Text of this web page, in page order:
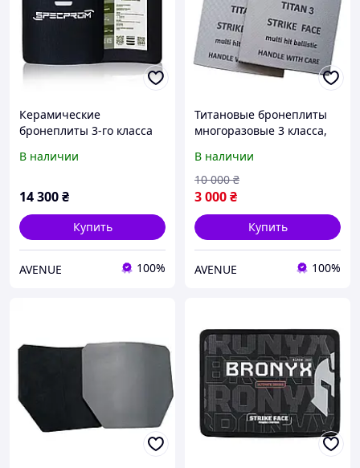
Керамические
бронеплиты 3-го класса
25х30
В наличии
14 300₴
Купить
AVENUE 100%
Титановые бронеплиты
многоразовые 3 класса,
попадание очередями)
В наличии
3 000₴
10 000 ₴
Купить
AVENUE 100%